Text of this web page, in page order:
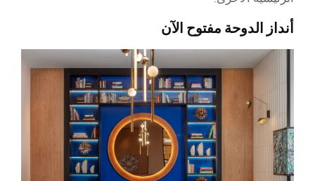
أنداز الدوحة مفتوح الآن